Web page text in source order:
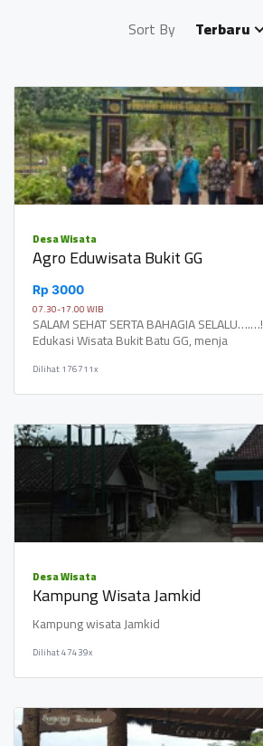
Sort By Terbaru
Desa Wisata
Agro Eduwisata Bukit GG
Rp 3000
07.30-17.00 WIB
SALAM SEHAT SERTA BAHAGIA SELALU….…! Kini hadir Agro
Edukasi Wisata Bukit Batu GG, menja
Dilihat176711x
Desa Wisata
Kampung Wisata Jamkid
Kampung wisata Jamkid
Dilihat47439x